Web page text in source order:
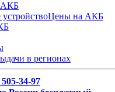
АКБ
устройствоЦены на АКБ
в регионах
34-97